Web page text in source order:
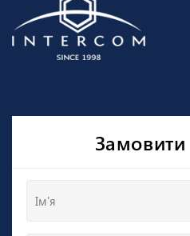
Замовити
Ім'я